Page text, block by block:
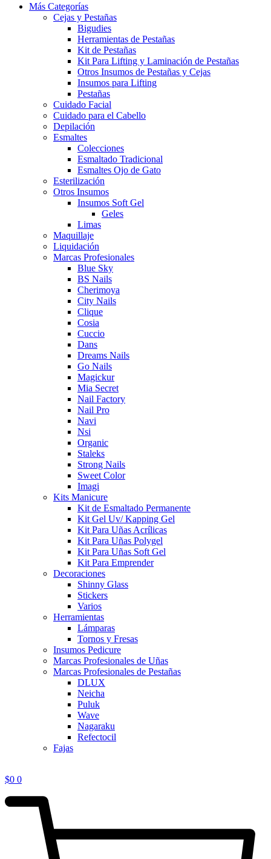
Más Categorías
Cejas y Pestañas
Bigudies
Herramientas de Pestañas
Kit de Pestañas
Kit Para Lifting y Laminación de Pestañas
Otros Insumos de Pestañas y Cejas
Insumos para Lifting
Pestañas
Cuidado Facial
Cuidado para el Cabello
Depilación
Esmaltes
Colecciones
Esmaltado Tradicional
Esmaltes Ojo de Gato
Esterilización
Otros Insumos
Insumos Soft Gel
Geles
Limas
Maquillaje
Liquidación
Marcas Profesionales
Blue Sky
BS Nails
Cherimoya
City Nails
Clique
Cosia
Cuccio
Dans
Dreams Nails
Go Nails
Magickur
Mia Secret
Nail Factory
Nail Pro
Navi
Nsi
Organic
Staleks
Strong Nails
Sweet Color
Imagi
Kits Manicure
Kit de Esmaltado Permanente
Kit Gel Uv/ Kapping Gel
Kit Para Uñas Acrílicas
Kit Para Uñas Polygel
Kit Para Uñas Soft Gel
Kit Para Emprender
Decoraciones
Shinny Glass
Stickers
Varios
Herramientas
Lámparas
Tornos y Fresas
Insumos Pedicure
Marcas Profesionales de Uñas
Marcas Profesionales de Pestañas
DLUX
Neicha
Puluk
Wave
Nagaraku
Refectocil
Fajas
$0 0